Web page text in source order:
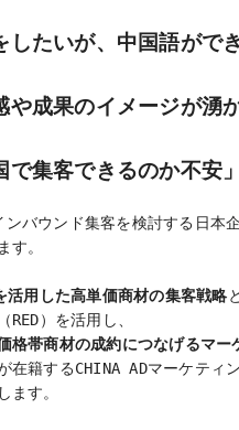
したいが、中国語がで
や成果のイメージが湧
で集客できるのか不安」
バウンド集客を検討する日本
す。
活用した高単価商材の集客戦略
）を活用し、
格帯商材の成約につなげるマー
籍するCHINA ADマーケティ
ます。